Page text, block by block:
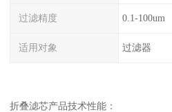
过滤精度 0.1-100um
适用对象 过滤器
折叠滤芯产品技术性能：